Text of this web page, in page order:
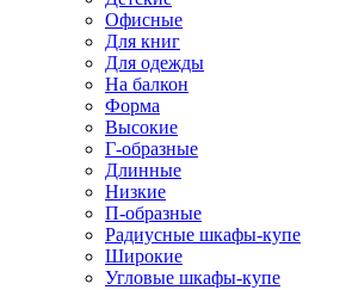
Офисные
Для книг
Для одежды
На балкон
Форма
Высокие
Г-образные
Длинные
Низкие
П-образные
Радиусные шкафы-купе
Широкие
Угловые шкафы-купе